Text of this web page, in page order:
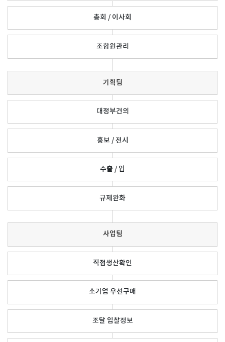
총회 / 이사회
조합원관리
기획팀
대정부건의
홍보 / 전시
수출 / 입
규제완화
사업팀
직접생산확인
소기업 우선구매
조달 입찰정보